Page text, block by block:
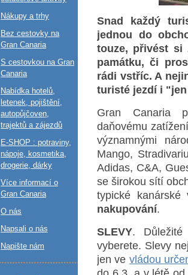
Nákupy a trhy
Bez cestovky na
Gran Canaria
S cestovkou na Gran
Canaria
Nabídka hotelů,
letenek, pojištění,
autopůjčoven,
trajektů a zájezdů
E-SHOP : potraviny,
nápoje, kosmetika,
drogerie, dárky
Více informací o
Gran Canaria
O nás
Napsali o nás
Napište nám
Snad každý
jednou do
touze, přivést si
památku, či
rádi vstříc. A
turisté jezdí i
Gran Canaria
daňovému
významnými
Mango,
Adidas, C&A,
se širokou sítí
typické
nakupování.
SLEVY.
vyberete. Slevy
jen ve vládou